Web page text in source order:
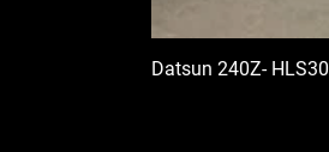
Datsun 240Z- HLS30